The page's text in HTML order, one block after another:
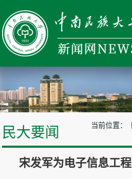
民大要闻 当前位置：
宋发军为电子信息工